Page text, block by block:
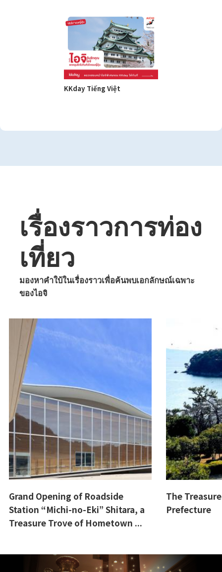
KKday Tiếng Việt
เรื่องราวการท่อง
เที่ยว
มองหาคำใบ้ในเรื่องราวเพื่อค้นพบเอกลักษณ์เฉพาะ
ของไอจิ
Grand Opening of Roadside
Station “Michi-no-Eki” Shitara, a
Treasure Trove of Hometown ...
The
Prefecture